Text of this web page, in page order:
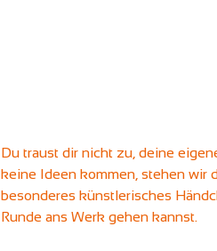
Du traust dir nicht zu, deine
keine Ideen kommen, stehen wir
besonderes künstlerisches
Runde ans Werk gehen kannst.